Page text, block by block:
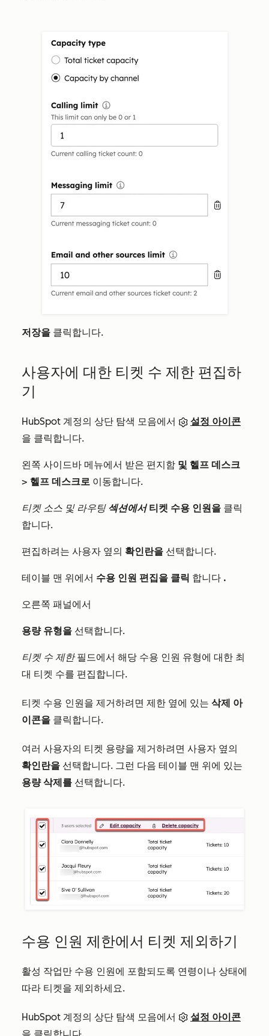
저장을 클릭합니다.
사용자에 대한 티켓 수 제한 편집하
기
HubSpot 계정의 상단 탐색 모음에서
설정 아이콘
을 클릭합니다.
왼쪽 사이드바 메뉴에서 받은 편지함 및 헬프 데스크
> 헬프 데스크로 이동합니다.
티켓 소스 및 라우팅 섹션에서 티켓 수용 인원을 클릭
합니다.
편집하려는 사용자 옆의 확인란을 선택합니다.
테이블 맨 위에서 수용 인원 편집을 클릭 합니다 .
오른쪽 패널에서
용량 유형을 선택합니다.
티켓 수 제한필드에서 해당 수용 인원 유형에 대한 최
대 티켓 수를 편집합니다.
티켓 수용 인원을 제거하려면 제한 옆에 있는 삭제 아
이콘을 클릭합니다.
여러 사용자의 티켓 용량을 제거하려면 사용자 옆의
확인란을 선택합니다. 그런 다음 테이블 맨 위에 있는
용량 삭제를 선택합니다.
수용 인원 제한에서 티켓 제외하기
활성 작업만 수용 인원에 포함되도록 연령이나 상태에
따라 티켓을 제외하세요.
HubSpot 계정의 상단 탐색 모음에서
설정 아이콘
을 클릭합니다.